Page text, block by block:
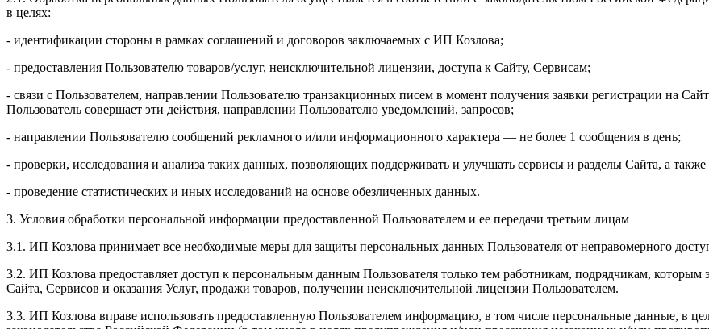
в целях:
- идентификации стороны в рамках соглашений и договоров заключаемых с ИП Козлова;
- предоставления Пользователю товаров/услуг, неисключительной лицензии, доступа к Сайту, Сервисам;
- связи с Пользователем, направлении Пользователю транзакционных писем в момент получения заявки регистрации на
Пользователь совершает эти действия, направлении Пользователю уведомлений, запросов;
- направлении Пользователю сообщений рекламного и/или информационного характера — не более 1 сообщения в день;
- проверки, исследования и анализа таких данных, позволяющих поддерживать и улучшать сервисы и разделы Сайта, а
- проведение статистических и иных исследований на основе обезличенных данных.
3. Условия обработки персональной информации предоставленной Пользователем и ее передачи третьим лицам
3.1. ИП Козлова принимает все необходимые меры для защиты персональных данных Пользователя от неправомерного
3.2. ИП Козлова предоставляет доступ к персональным данным Пользователя только тем работникам, подрядчикам,
Сайта, Сервисов и оказания Услуг, продажи товаров, получении неисключительной лицензии Пользователем.
3.3. ИП Козлова вправе использовать предоставленную Пользователем информацию, в том числе персональные данные, в